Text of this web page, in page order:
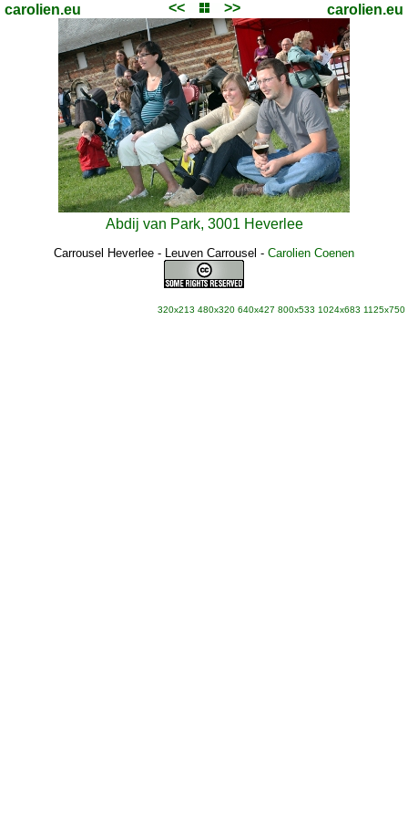
carolien.eu << >> carolien.eu
Abdij van Park, 3001 Heverlee
Carrousel Heverlee - Leuven Carrousel - Carolien Coenen
320x213 480x320 640x427 800x533 1024x683 1125x750